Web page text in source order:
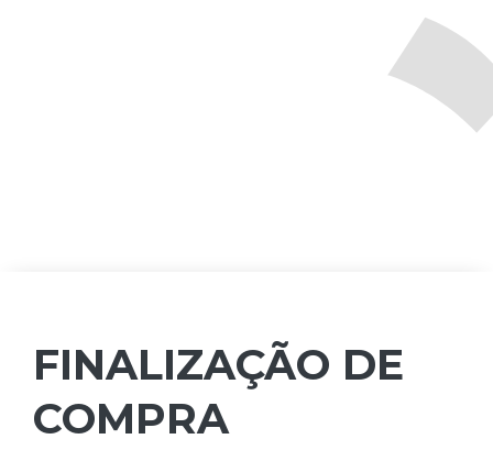
FINALIZAÇÃO DE
COMPRA